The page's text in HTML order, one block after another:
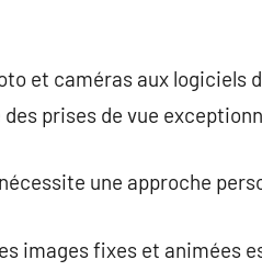
et caméras aux logiciels
prises de vue
une approche
images fixes et animées